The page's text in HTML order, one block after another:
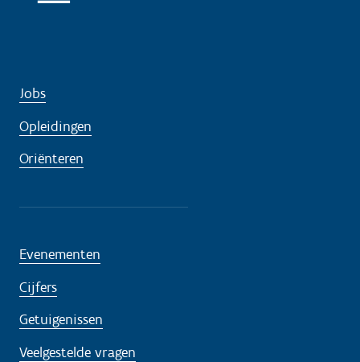
Jobs
Opleidingen
Oriënteren
Evenementen
Cijfers
Getuigenissen
Veelgestelde vragen